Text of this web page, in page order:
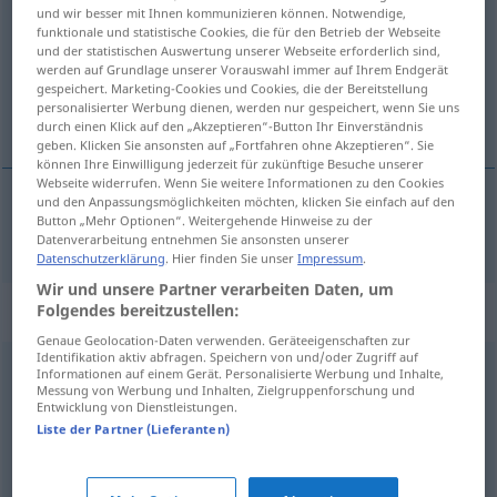
Übersicht aller Übersetzungen
(Für mehr Details die Übersetzung anklicken/antippen)
sade, gösterişsiz
sade,gösterişsiz schmucklos(≈ schlicht)
Synonyme für "schmucklos"
steril,funktional,kahl,klinisch,kühl,unpersönlich
stichwortartig
und wir besser mit Ihnen kommunizieren können. Notwendige,
funktionale und statistische Cookies, die für den Betrieb der Webseite
und der statistischen Auswertung unserer Webseite erforderlich sind,
werden auf Grundlage unserer Vorauswahl immer auf Ihrem Endgerät
gespeichert. Marketing-Cookies und Cookies, die der Bereitstellung
personalisierter Werbung dienen, werden nur gespeichert, wenn Sie uns
durch einen Klick auf den „Akzeptieren“-Button Ihr Einverständnis
geben. Klicken Sie ansonsten auf „Fortfahren ohne Akzeptieren“. Sie
können Ihre Einwilligung jederzeit für zukünftige Besuche unserer
Webseite widerrufen. Wenn Sie weitere Informationen zu den Cookies
und den Anpassungsmöglichkeiten möchten, klicken Sie einfach auf den
Button „Mehr Optionen“. Weitergehende Hinweise zu der
Datenverarbeitung entnehmen Sie ansonsten unserer
Datenschutzerklärung. Hier finden Sie unserImpressum.
Wir und unsere Partner verarbeiten Daten, um
Folgendes bereitzustellen:
Genaue Geolocation-Daten verwenden. Geräteeigenschaften zur
Identifikation aktiv abfragen. Speichern von und/oder Zugriff auf
Informationen auf einem Gerät. Personalisierte Werbung und Inhalte,
Messung von Werbung und Inhalten, Zielgruppenforschung und
Entwicklung von Dienstleistungen.
Liste der Partner (Lieferanten)